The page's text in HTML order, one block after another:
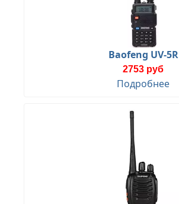
Baofeng UV-5R
2753 руб
Подробнее